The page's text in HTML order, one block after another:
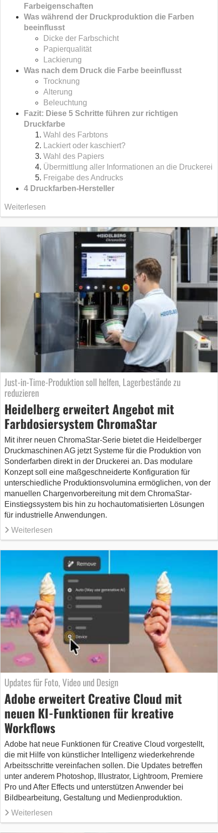
Farbeigenschaften
Was während der Druckproduktion die Farben
beeinflusst
Dicke der Farbschicht
Papierqualität
Lackierung
Was nach dem Druck die Farbe beeinflusst
Trocknung
Alterung
Beleuchtung
Fazit: Diese 5 Schritte führen zur richtigen
Druckfarbe
Wahl des Farbtons
Lackiert oder kaschiert?
Wahl des Papiers
Übermittlung aller Informationen an die Druckerei
Freigabe des Andrucks
4 Druckfarben-Hersteller
Weiterlesen
Just-in-Time-Produktion soll helfen, Lagerbestände zu
reduzieren
Heidelberg erweitert Angebot mit
Farbdosiersystem ChromaStar
Mit ihrer neuen ChromaStar-Serie bietet die Heidelberger
Druckmaschinen AG jetzt Systeme für die Produktion von
Sonderfarben direkt in der Druckerei an. Das modulare
Konzept soll eine maßgeschneiderte Konfiguration für
unterschiedliche Produktionsvolumina ermöglichen, von der
manuellen Chargenvorbereitung mit dem ChromaStar-
Einstiegssystem bis hin zu hochautomatisierten Lösungen
für industrielle Anwendungen.
Weiterlesen
Updates für Foto, Video und Design
Adobe erweitert Creative Cloud mit
neuen KI-Funktionen für kreative
Workflows
Adobe hat neue Funktionen für Creative Cloud vorgestellt,
die mit Hilfe von künstlicher Intelligenz wiederkehrende
Arbeitsschritte vereinfachen sollen. Die Updates betreffen
unter anderem Photoshop, Illustrator, Lightroom, Premiere
Pro und After Effects und unterstützen Anwender bei
Bildbearbeitung, Gestaltung und Medienproduktion.
Weiterlesen